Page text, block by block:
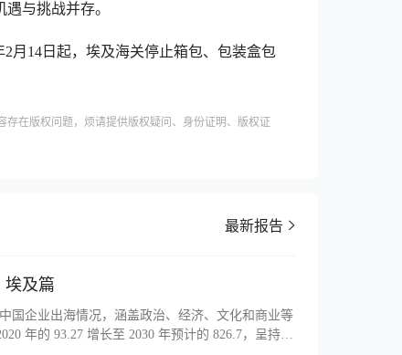
与挑战并存。
月14日起，埃及海关停止箱包、包装盒包
存在版权问题，烦请提供版权疑问、身份证明、版权证
最新报告
埃及篇
国企业出海情况，涵盖政治、经济、文化和商业等
年的 93.27 增长至 2030 年预计的 826.7，呈持续